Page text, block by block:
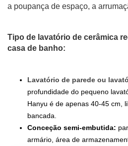
a poupança de espaço, a
Tipo de lavatório de cerâmica
casa de banho:
Lavatório de parede ou
profundidade do pequeno
Hanyu é de apenas 40-45 cm,
bancada.
Conceção semi-embutida:
armário, área de